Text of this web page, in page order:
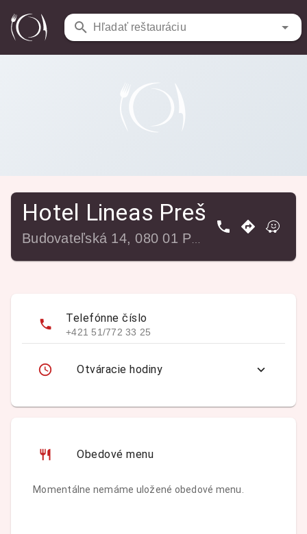
Hľadať reštauráciu
Reštaurácie / Hotel Lineas Prešov
Hotel Lineas Prešov
Telefónne číslo
+421 51/772 33 25
Otváracie hodiny
Obedové menu
Momentálne nemáme uložené obedové menu.